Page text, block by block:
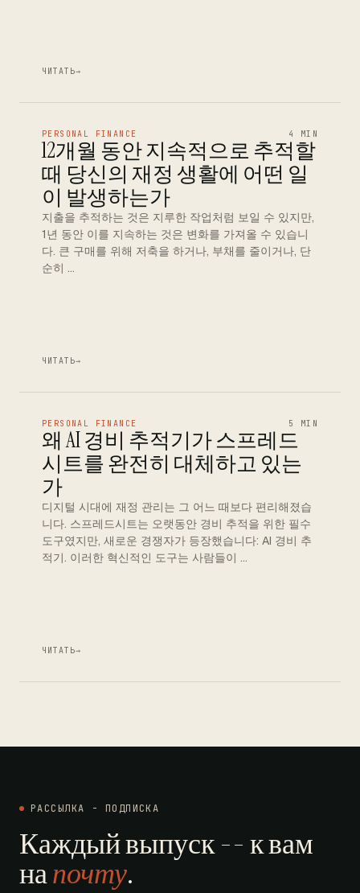
ЧИТАТЬ→
PERSONAL FINANCE 4 MIN
12개월 동안 지속적으로 추적할
때 당신의 재정 생활에 어떤 일
이 발생하는가
지출을 추적하는 것은 지루한 작업처럼 보일 수 있지만,
1년 동안 이를 지속하는 것은 변화를 가져올 수 있습니
다. 큰 구매를 위해 저축을 하거나, 부채를 줄이거나, 단
순히 …
ЧИТАТЬ→
PERSONAL FINANCE 5 MIN
왜 AI 경비 추적기가 스프레드
시트를 완전히 대체하고 있는
가
디지털 시대에 재정 관리는 그 어느 때보다 편리해졌습
니다. 스프레드시트는 오랫동안 경비 추적을 위한 필수
도구였지만, 새로운 경쟁자가 등장했습니다: AI 경비 추
적기. 이러한 혁신적인 도구는 사람들이 …
ЧИТАТЬ→
РАССЫЛКА - ПОДПИСКА
Каждый выпуск -- к вам
напочту.